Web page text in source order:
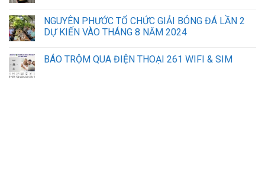
NGUYÊN PHƯỚC TỔ CHỨC GIẢI BÓNG ĐÁ LẦN 2
DỰ KIẾN VÀO THÁNG 8 NĂM 2024
BÁO TRỘM QUA ĐIỆN THOẠI 261 WIFI & SIM